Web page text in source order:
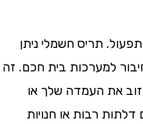
תריס חשמלי ניתן
בית חכם. זה
העמדה שלך או
רבות או חנויות